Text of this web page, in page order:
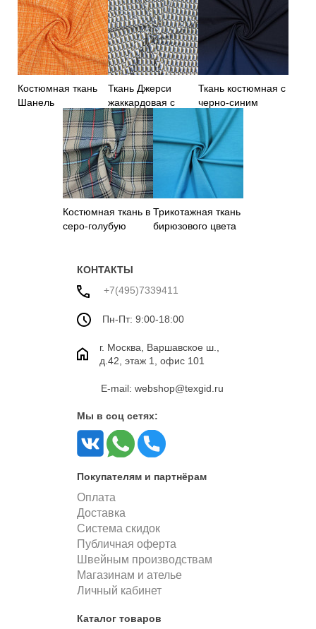
Костюмная ткань
Шанель
оранжевого цвета
Ткань Джерси
жаккардовая с
геометрическим
узором
Ткань костюмная с
черно-синим
градиентом
Костюмная ткань в
серо-голубую
Трикотажная ткань
бирюзового цвета
КОНТАКТЫ
+7(495)7339411
Пн-Пт: 9:00-18:00
г. Москва, Варшавское ш.,
д.42, этаж 1, офис 101
E-mail: webshop@texgid.ru
Мы в соц сетях:
Покупателям и партнёрам
Оплата
Доставка
Система скидок
Публичная оферта
Швейным производствам
Магазинам и ателье
Личный кабинет
Каталог товаров